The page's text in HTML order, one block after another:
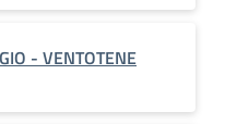
- VENTOTENE